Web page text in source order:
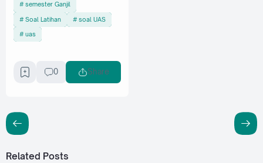
semester Ganjil
Soal Latihan soal UAS
uas
0 Share
Related Posts